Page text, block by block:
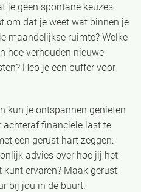
je geen spontane keuzes
om dat je weet wat binnen je
maandelijkse ruimte? Welke
hoe verhouden nieuwe
Heb je een buffer voor
kun je ontspannen genieten
achteraf financiële last te
een gerust hart zeggen:
advies over hoe jij het
ervaren? Maak gerust
bij jou in de buurt.